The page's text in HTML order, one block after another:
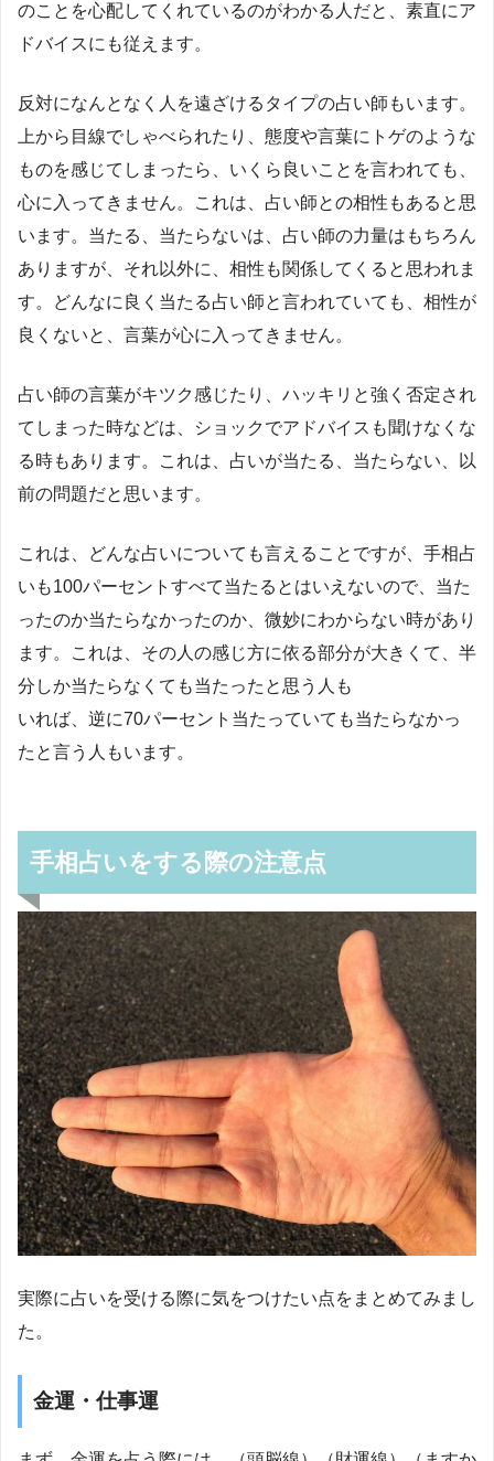
のことを心配してくれているのがわかる人だと、素直にア
ドバイスにも従えます。
反対になんとなく人を遠ざけるタイプの占い師もいます。
上から目線でしゃべられたり、態度や言葉にトゲのような
ものを感じてしまったら、いくら良いことを言われても、
心に入ってきません。これは、占い師との相性もあると思
います。当たる、当たらないは、占い師の力量はもちろん
ありますが、それ以外に、相性も関係してくると思われま
す。どんなに良く当たる占い師と言われていても、相性が
良くないと、言葉が心に入ってきません。
占い師の言葉がキツク感じたり、ハッキリと強く否定され
てしまった時などは、ショックでアドバイスも聞けなくな
る時もあります。これは、占いが当たる、当たらない、以
前の問題だと思います。
これは、どんな占いについても言えることですが、手相占
いも100パーセントすべて当たるとはいえないので、当た
ったのか当たらなかったのか、微妙にわからない時があり
ます。これは、その人の感じ方に依る部分が大きくて、半
分しか当たらなくても当たったと思う人も
いれば、逆に70パーセント当たっていても当たらなかっ
たと言う人もいます。
手相占いをする際の注意点
実際に占いを受ける際に気をつけたい点をまとめてみまし
た。
金運・仕事運